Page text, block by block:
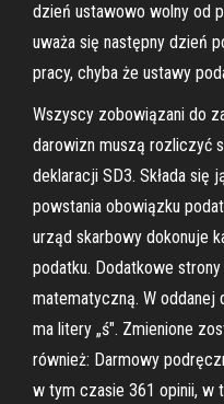
dzień ustawowo wolny od
uważa się następny dzień
pracy, chyba że ustawy
Wszyscy zobowiązani do
darowizn muszą rozliczyć
deklaracji SD3. Składa się
powstania obowiązku
urząd skarbowy dokonuje
podatku. Dodatkowe
matematyczną. W oddanej
ma litery „ś". Zmienione
również: Darmowy
w tym czasie 361 opinii, w